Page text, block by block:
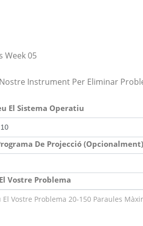
Week 05
Instrument Per Eliminar
El Sistema Operatiu
De Projecció (Opcionalment)
Vostre Problema